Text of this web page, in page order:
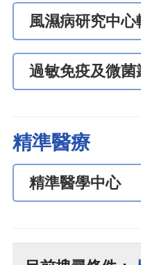
風濕病研究中
過敏免疫及微菌
精準醫療
精準醫學中心